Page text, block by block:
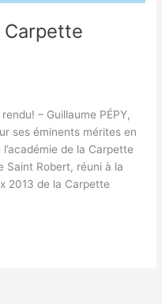
Carpette
– Guillaume PÉPY,
ses éminents mérites en
de la Carpette
Saint Robert, réuni à la
2013 de la Carpette